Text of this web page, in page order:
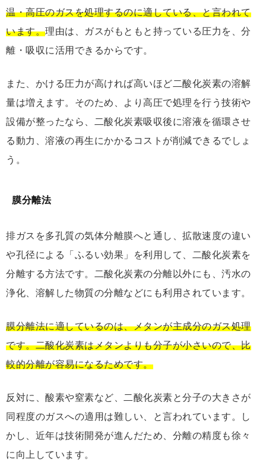
温・高圧のガスを処理するのに適している、と言われて
います。理由は、ガスがもともと持っている圧力を、分
離・吸収に活用できるからです。
また、かける圧力が高ければ高いほど二酸化炭素の溶解
量は増えます。そのため、より高圧で処理を行う技術や
設備が整ったなら、二酸化炭素吸収後に溶液を循環させ
る動力、溶液の再生にかかるコストが削減できるでしょ
う。
膜分離法
排ガスを多孔質の気体分離膜へと通し、拡散速度の違い
や孔径による「ふるい効果」を利用して、二酸化炭素を
分離する方法です。二酸化炭素の分離以外にも、汚水の
浄化、溶解した物質の分離などにも利用されています。
膜分離法に適しているのは、メタンが主成分のガス処理
です。二酸化炭素はメタンよりも分子が小さいので、比
較的分離が容易になるためです。
反対に、酸素や窒素など、二酸化炭素と分子の大きさが
同程度のガスへの適用は難しい、と言われています。し
かし、近年は技術開発が進んだため、分離の精度も徐々
に向上しています。